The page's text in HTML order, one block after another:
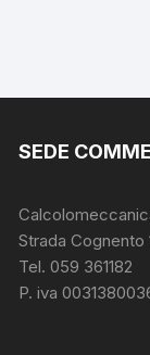
SEDE
Strada Cognento
Tel. 059 361182
P. iva